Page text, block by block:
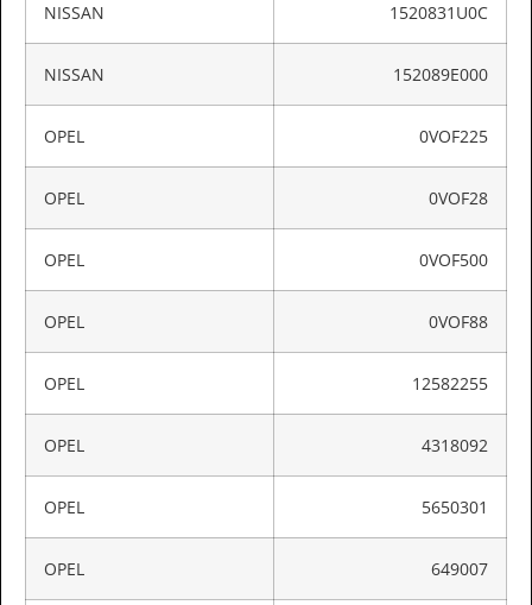
NISSAN 1520831U0C
NISSAN 152089E000
OPEL 0VOF225
OPEL 0VOF28
OPEL 0VOF500
OPEL 0VOF88
OPEL 12582255
OPEL 4318092
OPEL 5650301
OPEL 649007